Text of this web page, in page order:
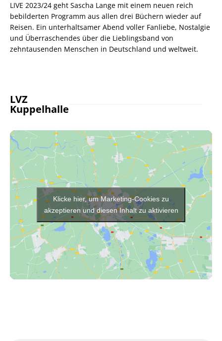
LIVE 2023/24 geht Sascha Lange mit einem neuen reich
bebilderten Programm aus allen drei Büchern wieder auf
Reisen. Ein unterhaltsamer Abend voller Fanliebe, Nostalgie
und Überraschendes über die Lieblingsband von
zehntausenden Menschen in Deutschland und weltweit.
LVZ
Kuppelhalle
Klicke hier, um Marketing-Cookies zu
akzeptieren und diesen Inhalt zu aktivieren